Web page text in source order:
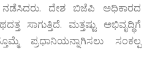
ನಡೆಸಿದರು. ದೇಶ ಬಿಜೆಪಿ ಅಧಿಕಾರದ
ಸಾಗುತ್ತಿದೆ. ಮತ್ತಷ್ಟು ಅಭಿವೃದ್ಧಿಗೆ
ಪ್ರಧಾನಿಯನ್ನಾಗಿಸಲು ಸಂಕಲ್ಪ